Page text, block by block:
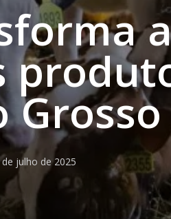
Grosso
julho de 2025